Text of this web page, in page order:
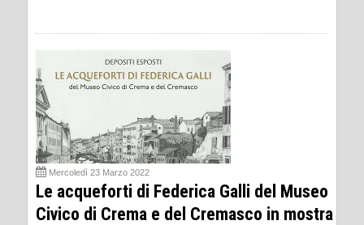
Mercoledì 23 Marzo 2022
Le acqueforti di Federica Galli del Museo
Civico di Crema e del Cremasco in mostra